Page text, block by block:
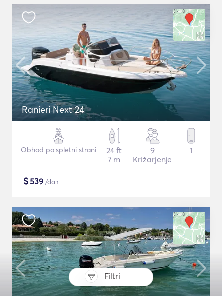
Filtri
Ranieri Next 24
Obhod po spletni strani
24 ft
7 m
9
Križarjenje
1
$539 /dan